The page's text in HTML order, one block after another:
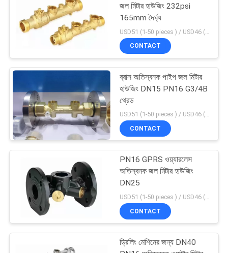
ওয়াটার মিটার হাউজিং
62
বৈদ্যুতিন চৌম্বকীয় জল
ফ্লো মিটার
জল মিটার হাউজিং 232psi
165mm দৈর্ঘ্য
CONTACT
ব্রাস অতিস্বনক পাইপ জল মিটার
হাউজিং DN15 PN16 G3/4B
থ্রেড
USD51 (1-50 pieces ) / USD46 (>50 pieces) MOQ:100 টুকরা
CONTACT
PN16 GPRS ওয়্যারলেস
অতিস্বনক জল মিটার হাউজিং
DN25
USD51 (1-50 pieces ) / USD46 (>50 pieces) MOQ:100 টুকরা
CONTACT
ড্রিলিং মেশিনের জন্য DN40